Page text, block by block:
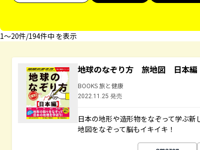
1〜20件/194件中 を表示
地球のなぞり方 旅地図 日本編
BOOKS 旅と健康
2022.11.25 発売
日本の地形や造形物をなぞって学ぶ
地図をなぞって脳もイキイキ！